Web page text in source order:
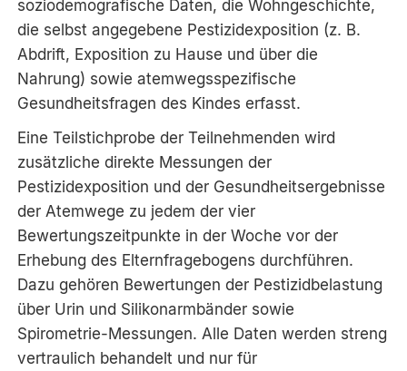
soziodemografische Daten, die Wohngeschichte,
die selbst angegebene Pestizidexposition (z. B.
Abdrift, Exposition zu Hause und über die
Nahrung) sowie atemwegsspezifische
Gesundheitsfragen des Kindes erfasst.
Eine Teilstichprobe der Teilnehmenden wird
zusätzliche direkte Messungen der
Pestizidexposition und der Gesundheitsergebnisse
der Atemwege zu jedem der vier
Bewertungszeitpunkte in der Woche vor der
Erhebung des Elternfragebogens durchführen.
Dazu gehören Bewertungen der Pestizidbelastung
über Urin und Silikonarmbänder sowie
Spirometrie-Messungen. Alle Daten werden streng
vertraulich behandelt und nur für